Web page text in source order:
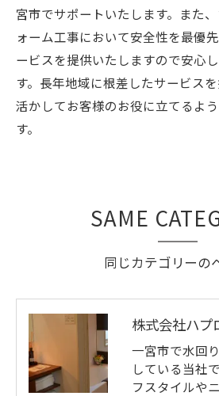
宮市でサポートいたします。また
ォーム工事において安全性を最優
ービスを提供いたしますので安心
す。長年地域に根差したサービス
活かしてお客様のお役に立てるよ
す。
同じカテゴリーの
SAME
株式会社ハプ
一宮市で水回
している当社
フスタイルや